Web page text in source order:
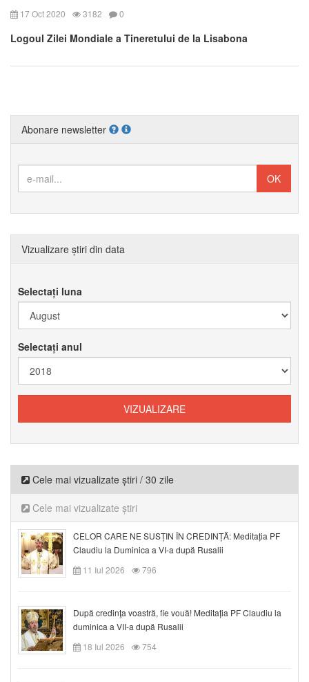
17 Oct 2020 3182 0
Logoul Zilei Mondiale a Tineretului de la Lisabona
Abonare newsletter
Vizualizare știri din data
Selectați luna
Selectați anul
Cele mai vizualizate știri / 30 zile
Cele mai vizualizate știri
CELOR CARE NE SUSȚIN ÎN CREDINȚĂ: Meditația PF
Claudiu la Duminica a VI-a după Rusalii
11 Iul 2026
796
După credinţa voastră, fie vouă! Meditația PF Claudiu la
duminica a VII-a după Rusalii
18 Iul 2026
754